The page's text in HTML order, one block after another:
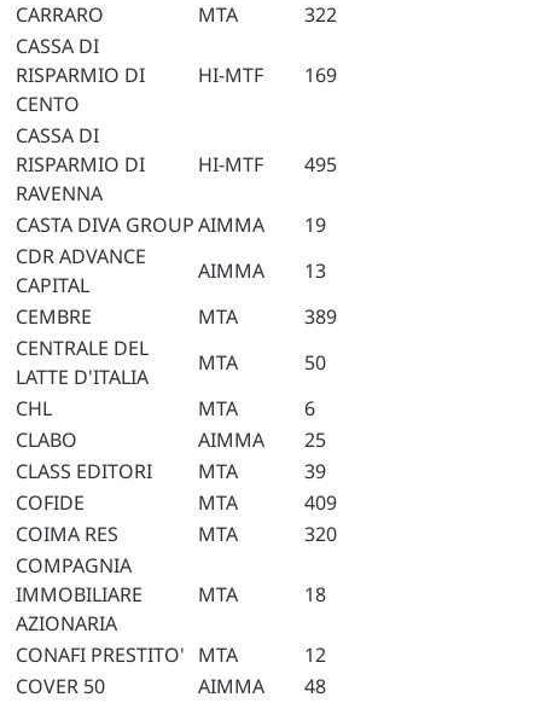
CARRARO
MTA
322
CASSA DI
RISPARMIO DI
CENTO
HI-MTF 169
CASSA DI
RISPARMIO DI
RAVENNA
HI-MTF 495
CASTA DIVA GROUPAIMMA
19
CDR ADVANCE
CAPITAL
AIMMA
13
CEMBRE
MTA
389
CENTRALE DEL
LATTE D'ITALIA
MTA
50
CHL
MTA
6
CLABO
AIMMA
25
CLASS EDITORI
MTA
39
COFIDE
MTA
409
COIMA RES
MTA
320
COMPAGNIA
IMMOBILIARE
AZIONARIA
MTA 18
CONAFI PRESTITO' MTA
12
COVER 50
AIMMA
48